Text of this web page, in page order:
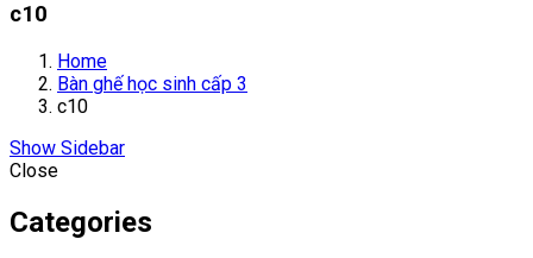
c10
Home
Bàn ghế học sinh cấp 3
c10
Show Sidebar
Close
Categories